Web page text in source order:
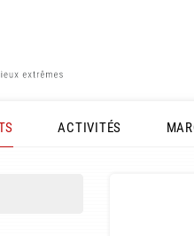
ACTIVITÉS